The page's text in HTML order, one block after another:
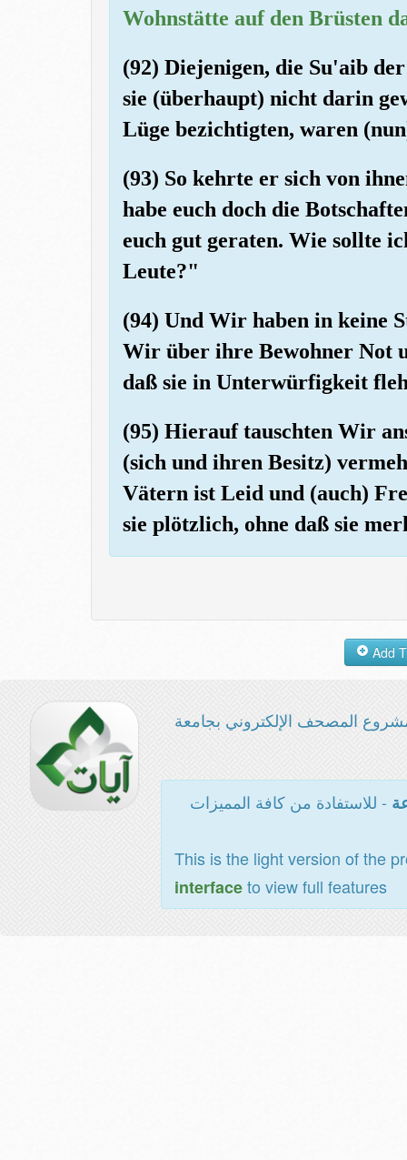
Wohnstätte auf den Brüsten
(92) Diejenigen, die Su'aib
sie (überhaupt) nicht darin
Lüge bezichtigten, waren
(93) So kehrte er sich von
habe euch doch die
euch gut geraten. Wie sollte
Leute?"
(94) Und Wir haben in keine
Wir über ihre Bewohner Not
daß sie in Unterwürfigkeit
(95) Hierauf tauschten Wir
(sich und ihren Besitz)
Vätern ist Leid und (auch)
sie plötzlich, ohne daß sie
المصحف الإلكتروني بجامعة
- للاستفادة من كافة المميزات
This is the light version of the
interfaceto view full features